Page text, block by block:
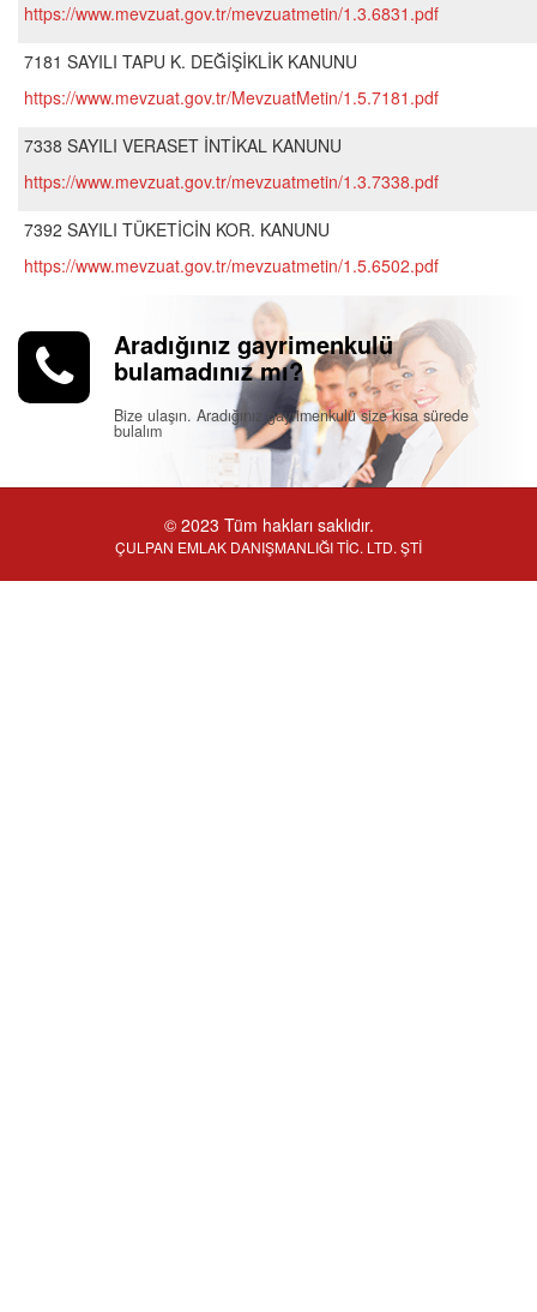
https://www.mevzuat.gov.tr/mevzuatmetin/1.3.6831.pdf
7181 SAYILI TAPU K. DEĞİŞİKLİK KANUNU
https://www.mevzuat.gov.tr/MevzuatMetin/1.5.7181.pdf
7338 SAYILI VERASET İNTİKAL KANUNU
https://www.mevzuat.gov.tr/mevzuatmetin/1.3.7338.pdf
7392 SAYILI TÜKETİCİN KOR. KANUNU
https://www.mevzuat.gov.tr/mevzuatmetin/1.5.6502.pdf
Aradığınız gayrimenkulü
bulamadınız mı?
Bize ulaşın. Aradığınız gayrimenkulü size kısa sürede
bulalım
© 2023 Tüm hakları saklıdır.
ÇULPAN EMLAK DANIŞMANLIĞI TİC. LTD. ŞTİ